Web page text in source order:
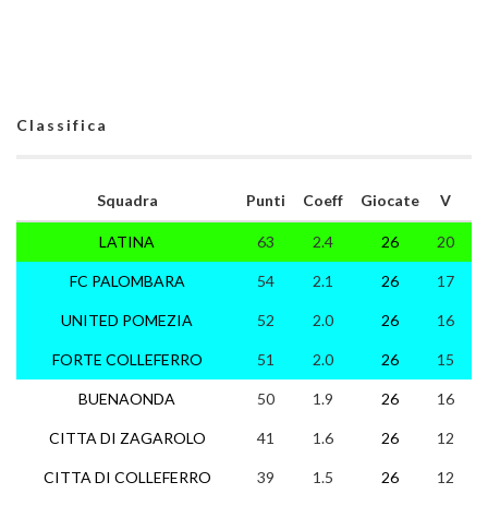
Classifica
Squadra
LATINA
FC PALOMBARA
UNITED POMEZIA
FORTE COLLEFERRO
BUENAONDA
CITTA DI ZAGAROLO
CITTA DI COLLEFERRO
Punti Coeff Giocate V
63 2.4 26 20
54 2.1 26 17
52 2.0 26 16
51 2.0 26 15
50 1.9 26 16
41 1.6 26 12
39 1.5 26 12